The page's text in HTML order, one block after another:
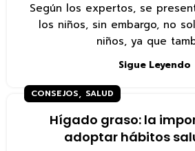
Según los expertos, se
los niños, sin embargo, no
niños, ya que
Sigue Leyendo
CONSEJOS, SALUD
Hígado graso: la
adoptar hábitos